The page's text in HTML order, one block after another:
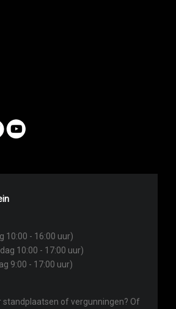
10:00 - 16:00 uur)
10:00 - 17:00 uur)
9:00 - 17:00 uur)
standplaatsen of vergunningen? Of